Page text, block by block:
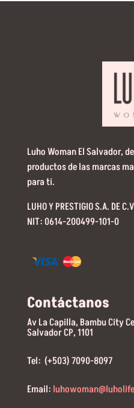
Luho Woman El Salvador,
productos de las marcas
para tí.
LUHO Y PRESTIGIO S.A. DE
NIT: 0614-200499-101-0
Contáctanos
Av La Capilla, Bambu City
Salvador CP, 1101
Tel: (+503) 7090-8097
Email: